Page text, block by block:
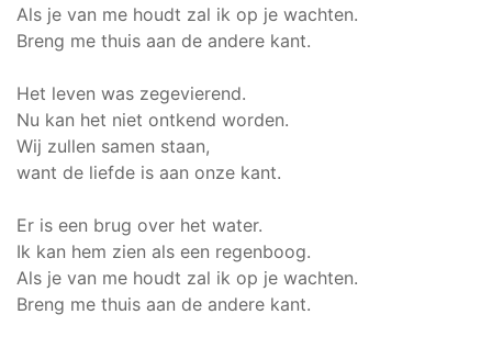
Als je van me houdt zal ik op je wachten.
Breng me thuis aan de andere kant.
Het leven was zegevierend.
Nu kan het niet ontkend worden.
Wij zullen samen staan,
want de liefde is aan onze kant.
Er is een brug over het water.
Ik kan hem zien als een regenboog.
Als je van me houdt zal ik op je wachten.
Breng me thuis aan de andere kant.